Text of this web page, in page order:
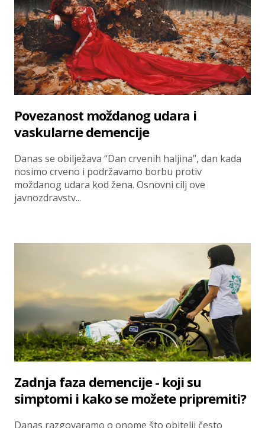
Povezanost moždanog udara i
vaskularne demencije
Danas se obilježava “Dan crvenih haljina”, dan kada
nosimo crveno i podržavamo borbu protiv
moždanog udara kod žena. Osnovni cilj ove
javnozdravstv...
Zadnja faza demencije - koji su
simptomi i kako se možete pripremiti?
Danas razgovaramo o onome što obitelji često